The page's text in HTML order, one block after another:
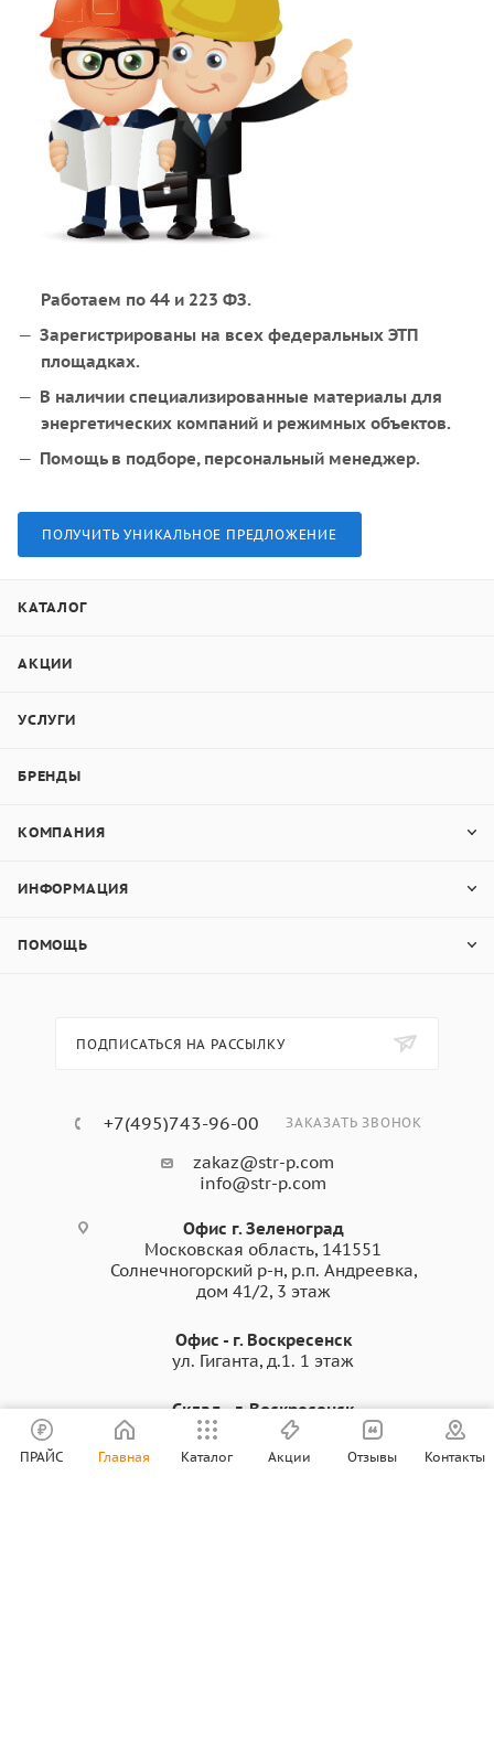
Работаем по 44 и 223 ФЗ.
Зарегистрированы на всех федеральных ЭТП
площадках.
В наличии специализированные материалы для
энергетических компаний и режимных объектов.
Помощь в подборе, персональный менеджер.
ПОЛУЧИТЬ УНИКАЛЬНОЕ ПРЕДЛОЖЕНИЕ
КАТАЛОГ
АКЦИИ
УСЛУГИ
БРЕНДЫ
КОМПАНИЯ
ИНФОРМАЦИЯ
ПОМОЩЬ
ПОДПИСАТЬСЯ НА РАССЫЛКУ
+7(495)743-96-00 ЗАКАЗАТЬ ЗВОНОК
zakaz@str-p.com
info@str-p.com
Офис г. Зеленоград
Московская область, 141551
Солнечногорский р-н, р.п. Андреевка,
дом 41/2, 3 этаж
Офис - г. Воскресенск
ул. Гиганта, д.1. 1 этаж
Склад - г. Воскресенск
ул. Московская 43 А.
ПРАЙС Главная Каталог Акции Отзывы Контакты